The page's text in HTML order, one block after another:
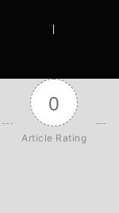
0
Article Rating